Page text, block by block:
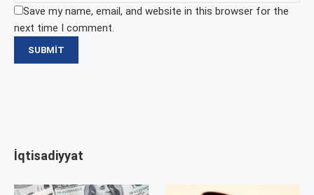
Save my name, email, and website in this browser for the
next time I comment.
İqtisadiyyat